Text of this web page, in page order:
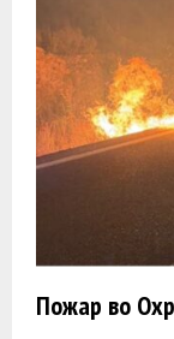
Пожар во